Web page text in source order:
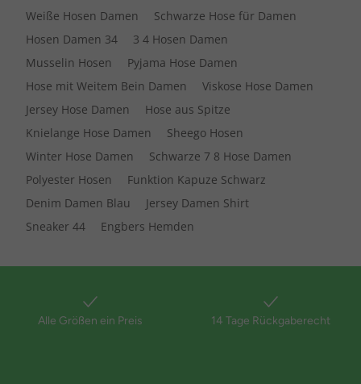
Weiße Hosen Damen
Schwarze Hose für Damen
Hosen Damen 34
3 4 Hosen Damen
Musselin Hosen
Pyjama Hose Damen
Hose mit Weitem Bein Damen
Viskose Hose Damen
Jersey Hose Damen
Hose aus Spitze
Knielange Hose Damen
Sheego Hosen
Winter Hose Damen
Schwarze 7 8 Hose Damen
Polyester Hosen
Funktion Kapuze Schwarz
Denim Damen Blau
Jersey Damen Shirt
Sneaker 44
Engbers Hemden
Alle Größen ein Preis 14 Tage Rückgaberecht